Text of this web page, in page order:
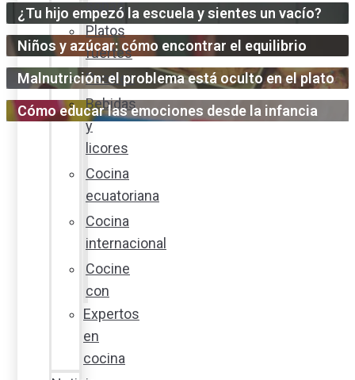
sopas
Platos
fuertes
Postres
Bebidas
y
licores
Cocina
ecuatoriana
Cocina
internacional
Cocine
con
Expertos
en
cocina
¿Tu hijo empezó la escuela y sientes un vacío?
Niños y azúcar: cómo encontrar el equilibrio
Malnutrición: el problema está oculto en el plato
Cómo educar las emociones desde la infancia